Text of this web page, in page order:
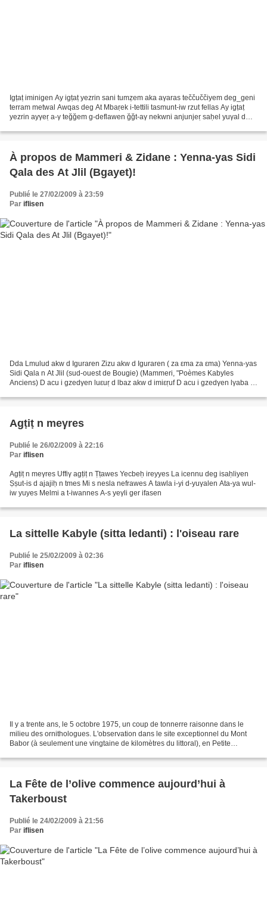
Igṭaṭ iminigen Ay igṭaṭ yezrin sani tumẓem aka aγaras teččuččiyem deg_geni
terram metwal Awqas deg At Mbaṛek i-tettili tasmunt-iw rzut fellas Ay igṭaṭ
yezrin ayγeṛ a-γ teğğem g-deflawen ğğt-aγ nekwni anjunjeṛ saḥel yuγal d
À propos de Mammeri & Zidane : Yenna-yas Sidi
Qala des At Jlil (Bgayet)!
Publié le 27/02/2009 à 23:59
Par iflisen
Dda Lmulud akw d Iguraren Zizu akw d Iguraren ( za εma za εma) Yenna-yas
Sidi Qala n At Jlil (sud-ouest de Bougie) (Mammeri, "Poèmes Kabyles
Anciens) D acu i gzedγen luεuṛ d lbaz akw d imiεṛuf D acu i gzedγen lγaba d
Agṭiṭ n meγres
Publié le 26/02/2009 à 22:16
Par iflisen
Agṭiṭ n meγres Uffiγ agṭiṭ n Ṭṭawes Yecbeḥ ireyyes La icennu deg isaḥliyen
Ṣṣut-is d ajajiḥ n tmes Mi s nesla nefrawes A tawla i-yi d-yuγalen Ata-ya wul-
iw yuyes Melmi a t-iwannes A-s yeγli ger ifasen
La sittelle Kabyle (sitta ledanti) : l'oiseau rare
Publié le 25/02/2009 à 02:36
Par iflisen
Il y a trente ans, le 5 octobre 1975, un coup de tonnerre raisonne dans le
milieu des ornithologues. L'observation dans le site exceptionnel du Mont
Babor (à seulement une vingtaine de kilomètres du littoral), en Petite
La Fête de l’olive commence aujourd’hui à
Takerboust
Publié le 24/02/2009 à 21:56
Par iflisen